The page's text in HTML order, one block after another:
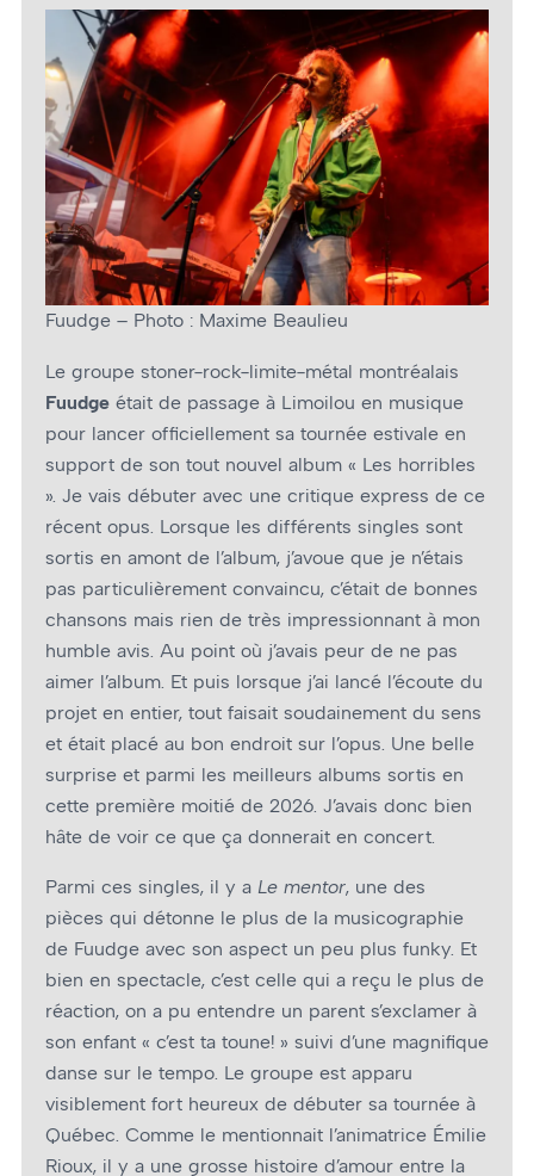
Fuudge – Photo : Maxime Beaulieu
Le groupe stoner-rock-limite-métal montréalais
Fuudge était de passage à Limoilou en musique
pour lancer officiellement sa tournée estivale en
support de son tout nouvel album « Les horribles
». Je vais débuter avec une critique express de ce
récent opus. Lorsque les différents singles sont
sortis en amont de l’album, j’avoue que je n’étais
pas particulièrement convaincu, c’était de bonnes
chansons mais rien de très impressionnant à mon
humble avis. Au point où j’avais peur de ne pas
aimer l’album. Et puis lorsque j’ai lancé l’écoute du
projet en entier, tout faisait soudainement du sens
et était placé au bon endroit sur l’opus. Une belle
surprise et parmi les meilleurs albums sortis en
cette première moitié de 2026. J’avais donc bien
hâte de voir ce que ça donnerait en concert.
Parmi ces singles, il y a Le mentor, une des
pièces qui détonne le plus de la musicographie
de Fuudge avec son aspect un peu plus funky. Et
bien en spectacle, c’est celle qui a reçu le plus de
réaction, on a pu entendre un parent s’exclamer à
son enfant « c’est ta toune! » suivi d’une magnifique
danse sur le tempo. Le groupe est apparu
visiblement fort heureux de débuter sa tournée à
Québec. Comme le mentionnait l’animatrice Émilie
Rioux, il y a une grosse histoire d’amour entre la